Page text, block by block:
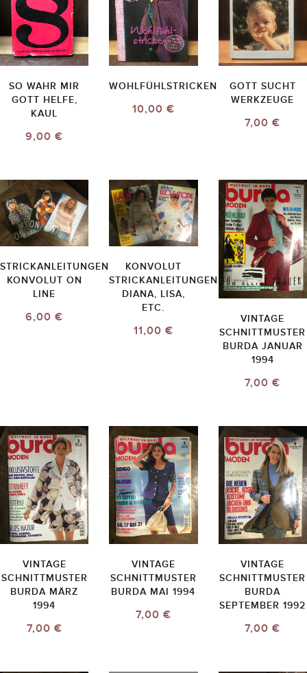
SO WAHR MIR
GOTT HELFE,
KAUL
9,00 €
WOHLFÜHLSTRICKEN
10,00 €
GOTT SUCHT
WERKZEUGE
7,00 €
STRICKANLEITUNGEN
KONVOLUT ON
LINE
6,00 €
KONVOLUT
STRICKANLEITUNGEN
DIANA, LISA,
ETC.
11,00 €
VINTAGE
SCHNITTMUSTER
BURDA JANUAR
1994
7,00 €
VINTAGE
SCHNITTMUSTER
BURDA MÄRZ
1994
7,00 €
VINTAGE
SCHNITTMUSTER
BURDA MAI 1994
7,00 €
VINTAGE
SCHNITTMUSTER
BURDA
SEPTEMBER 1992
7,00 €